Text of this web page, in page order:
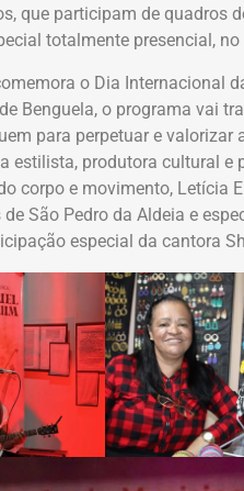
que participam de quadros
totalmente presencial,
o Dia Internacional
Benguela, o programa vai
para perpetuar e
estilista, produtora cultural e
corpo e movimento, Letícia
São Pedro da Aldeia e
especial da cantora